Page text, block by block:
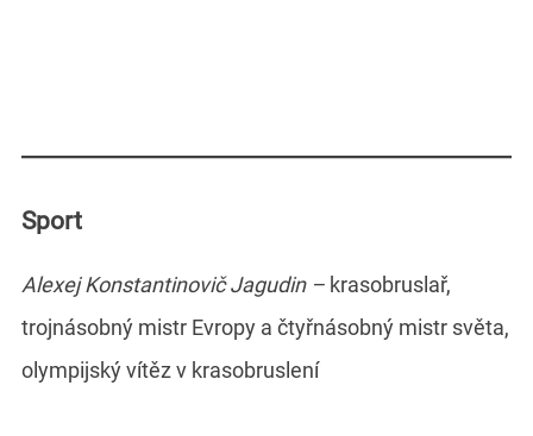
Sport
Alexej Konstantinovič Jagudin – krasobruslař,
trojnásobný mistr Evropy a čtyřnásobný mistr světa,
olympijský vítěz v krasobruslení